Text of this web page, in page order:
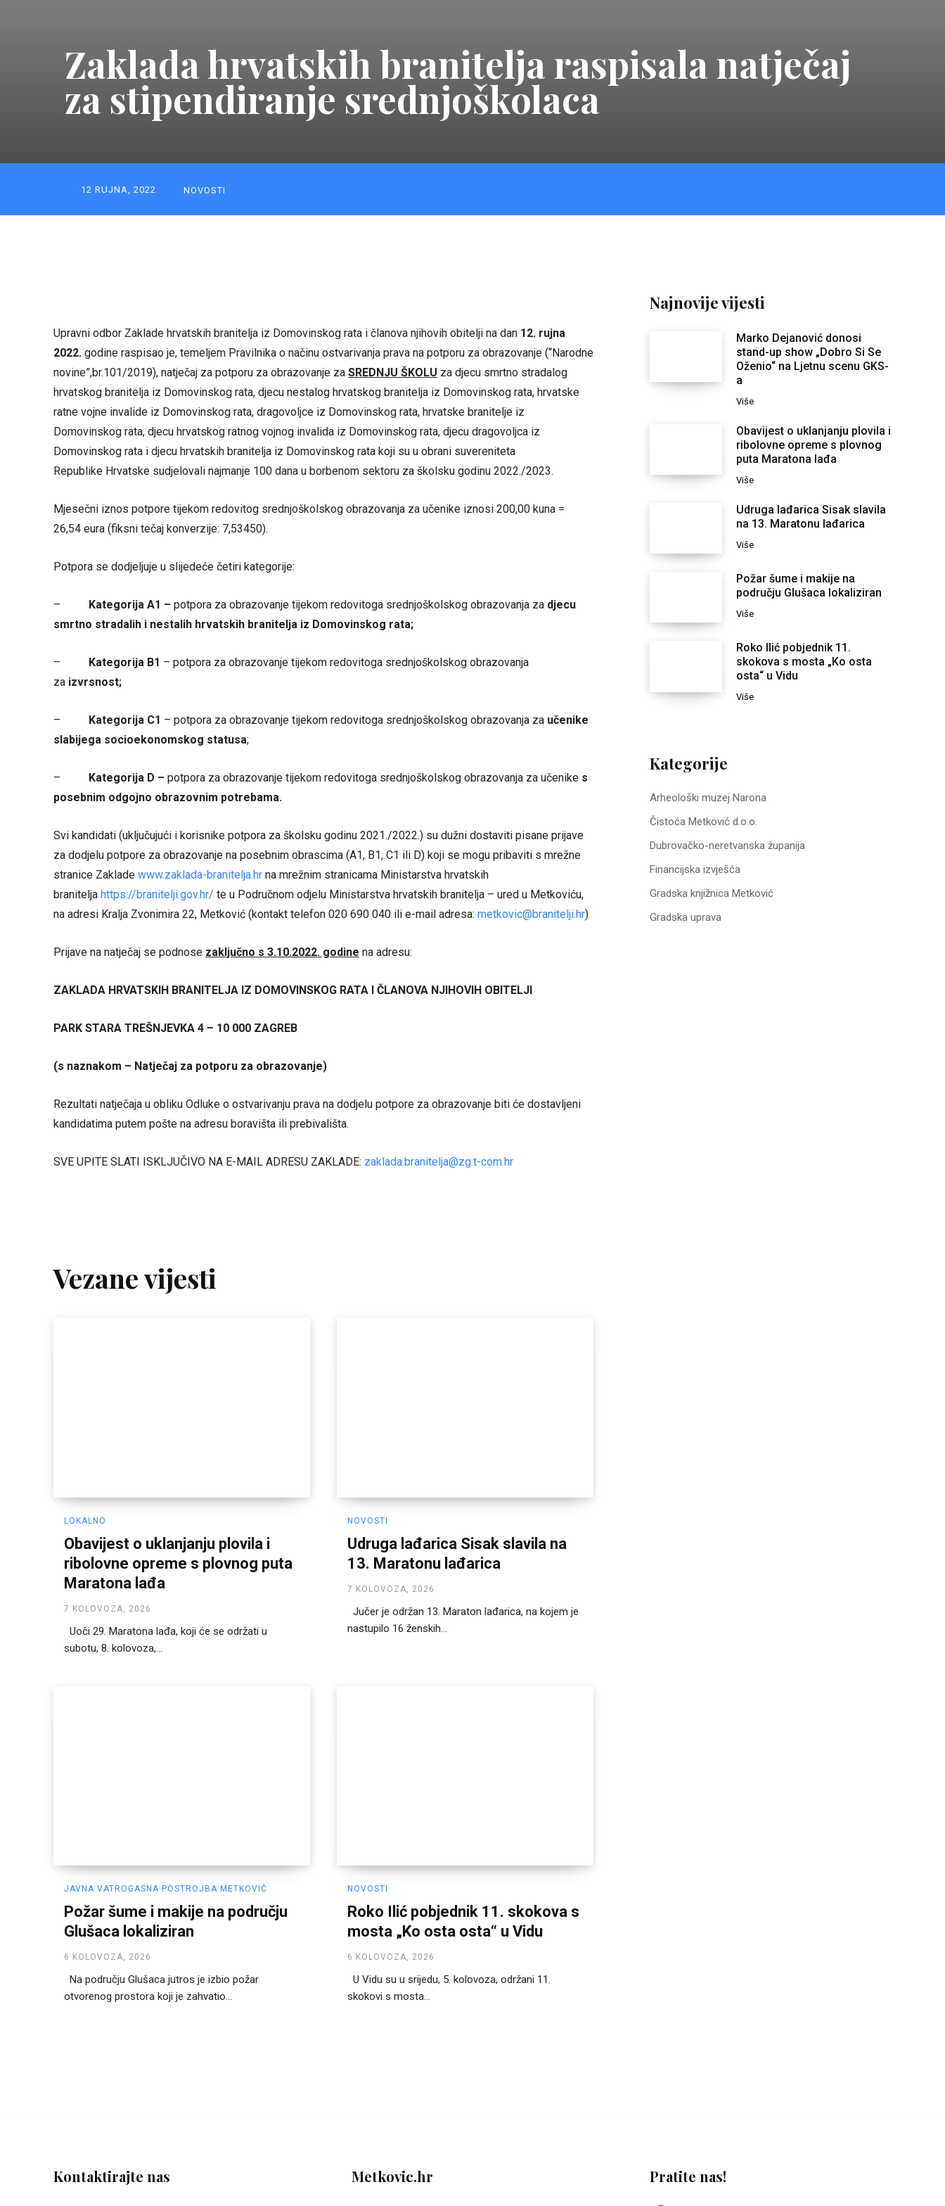
Zaklada hrvatskih branitelja raspisala natječaj
za stipendiranje srednjoškolaca
12 RUJNA, 2022 NOVOSTI
Upravni odbor Zaklade hrvatskih branitelja iz Domovinskog rata i članova njihovih obitelji na dan 12. rujna
2022. godine raspisao je, temeljem Pravilnika o načinu ostvarivanja prava na potporu za obrazovanje (“Narodne
novine”,br.101/2019), natječaj za potporu za obrazovanje za SREDNJU ŠKOLU za djecu smrtno stradalog
hrvatskog branitelja iz Domovinskog rata, djecu nestalog hrvatskog branitelja iz Domovinskog rata, hrvatske
ratne vojne invalide iz Domovinskog rata, dragovoljce iz Domovinskog rata, hrvatske branitelje iz
Domovinskog rata, djecu hrvatskog ratnog vojnog invalida iz Domovinskog rata, djecu dragovoljca iz
Domovinskog rata i djecu hrvatskih branitelja iz Domovinskog rata koji su u obrani suvereniteta
Republike Hrvatske sudjelovali najmanje 100 dana u borbenom sektoru za školsku godinu 2022./2023.
Mjesečni iznos potpore tijekom redovitog srednjoškolskog obrazovanja za učenike iznosi 200,00 kuna =
26,54 eura (fiksni tečaj konverzije: 7,53450).
Potpora se dodjeljuje u slijedeće četiri kategorije:
– Kategorija A1 – potpora za obrazovanje tijekom redovitoga srednjoškolskog obrazovanja za djecu
smrtno stradalih i nestalih hrvatskih branitelja iz Domovinskog rata;
– Kategorija B1 – potpora za obrazovanje tijekom redovitoga srednjoškolskog obrazovanja
za izvrsnost;
– Kategorija C1 – potpora za obrazovanje tijekom redovitoga srednjoškolskog obrazovanja za učenike
slabijega socioekonomskog statusa;
– Kategorija D – potpora za obrazovanje tijekom redovitoga srednjoškolskog obrazovanja za učenike s
posebnim odgojno obrazovnim potrebama.
Svi kandidati (uključujući i korisnike potpora za školsku godinu 2021./2022.) su dužni dostaviti pisane prijave
za dodjelu potpore za obrazovanje na posebnim obrascima (A1, B1, C1 ili D) koji se mogu pribaviti s mrežne
stranice Zaklade www.zaklada-branitelja.hr na mrežnim stranicama Ministarstva hrvatskih
branitelja https://branitelji.gov.hr/ te u Područnom odjelu Ministarstva hrvatskih branitelja – ured u Metkoviću,
na adresi Kralja Zvonimira 22, Metković (kontakt telefon 020 690 040 ili e-mail adresa: metkovic@branitelji.hr)
Prijave na natječaj se podnose zaključno s 3.10.2022. godine na adresu:
ZAKLADA HRVATSKIH BRANITELJA IZ DOMOVINSKOG RATA I ČLANOVA NJIHOVIH OBITELJI
PARK STARA TREŠNJEVKA 4 – 10 000 ZAGREB
(s naznakom – Natječaj za potporu za obrazovanje)
Rezultati natječaja u obliku Odluke o ostvarivanju prava na dodjelu potpore za obrazovanje biti će dostavljeni
kandidatima putem pošte na adresu boravišta ili prebivališta.
SVE UPITE SLATI ISKLJUČIVO NA E-MAIL ADRESU ZAKLADE: zaklada.branitelja@zg.t-com.hr
Vezane vijesti
LOKALNO
Obavijest o uklanjanju plovila i
ribolovne opreme s plovnog puta
Maratona lađa
7 KOLOVOZA, 2026
Uoči 29. Maratona lađa, koji će se održati u
subotu, 8. kolovoza,...
NOVOSTI
Udruga lađarica Sisak slavila na
13. Maratonu lađarica
7 KOLOVOZA, 2026
Jučer je održan 13. Maraton lađarica, na kojem je
nastupilo 16 ženskih...
JAVNA VATROGASNA POSTROJBA METKOVIĆ
Požar šume i makije na području
Glušaca lokaliziran
6 KOLOVOZA, 2026
Na području Glušaca jutros je izbio požar
otvorenog prostora koji je zahvatio...
NOVOSTI
Roko Ilić pobjednik 11. skokova s
mosta „Ko osta osta“ u Vidu
6 KOLOVOZA, 2026
U Vidu su u srijedu, 5. kolovoza, održani 11.
skokovi s mosta...
Najnovije vijesti
Marko Dejanović donosi
stand-up show „Dobro Si Se
Oženio“ na Ljetnu scenu GKS-
a
Više
Obavijest o uklanjanju plovila i
ribolovne opreme s plovnog
puta Maratona lađa
Više
Udruga lađarica Sisak slavila
na 13. Maratonu lađarica
Više
Požar šume i makije na
području Glušaca lokaliziran
Više
Roko Ilić pobjednik 11.
skokova s mosta „Ko osta
osta“ u Vidu
Više
Kategorije
Arheološki muzej Narona
Čistoća Metković d.o.o.
Dubrovačko-neretvanska županija
Financijska izvješća
Gradska knjižnica Metković
Gradska uprava
Kontaktirajte nas Metkovic.hr Pratite nas!